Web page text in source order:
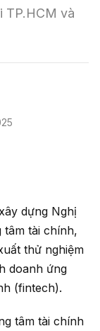
TP.HCM và
dựng Nghị
tâm tài chính,
thử nghiệm
doanh ứng
(fintech).
tâm tài chính